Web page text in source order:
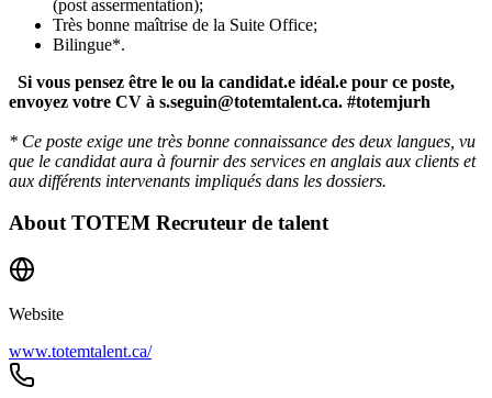
(post assermentation);
Très bonne maîtrise de la Suite Office;
Bilingue*.
Si vous pensez être le ou la candidat.e idéal.e pour ce poste,
envoyez votre CV à s.seguin@totemtalent.ca. #totemjurh
* Ce poste exige une très bonne connaissance des deux langues, vu
que le candidat aura à fournir des services en anglais aux clients et
aux différents intervenants impliqués dans les dossiers.
About TOTEM Recruteur de talent
Website
www.totemtalent.ca/